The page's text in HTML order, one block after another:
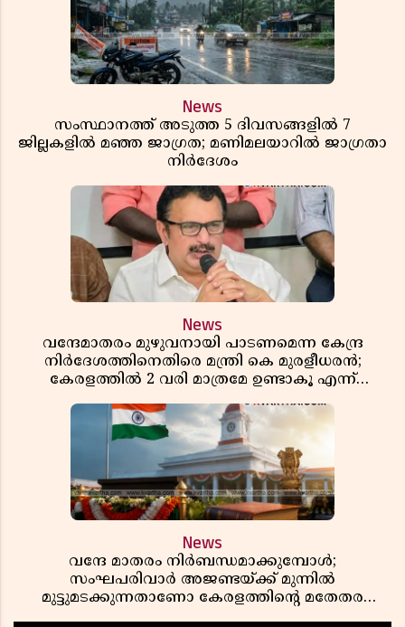
News
സംസ്ഥാനത്ത് അടുത്ത 5 ദിവസങ്ങളിൽ 7
ജില്ലകളിൽ മഞ്ഞ ജാഗ്രത; മണിമലയാറിൽ ജാഗ്രതാ
നിർദേശം
News
വന്ദേമാതരം മുഴുവനായി പാടണമെന്ന കേന്ദ്ര
നിർദേശത്തിനെതിരെ മന്ത്രി കെ മുരളീധരൻ;
കേരളത്തിൽ 2 വരി മാത്രമേ ഉണ്ടാകൂ എന്ന്
News
വന്ദേ മാതരം നിർബന്ധമാക്കുമ്പോൾ;
സംഘപരിവാർ അജണ്ടയ്ക്ക് മുന്നിൽ
മുട്ടുമടക്കുന്നതാണോ കേരളത്തിന്റെ മതേതര